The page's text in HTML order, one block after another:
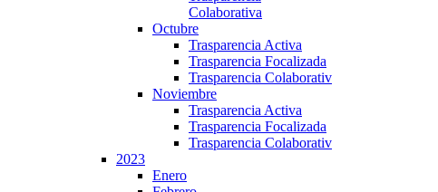
Colaborativa
Octubre
Trasparencia Activa
Trasparencia Focalizada
Trasparencia Colaborativ
Noviembre
Trasparencia Activa
Trasparencia Focalizada
Trasparencia Colaborativ
2023
Enero